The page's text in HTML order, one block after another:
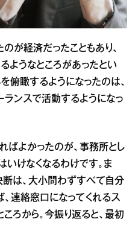
が経済だったこともあり、
ようなところがあったとい
俯瞰するようになったのは、
ランスで活動するようになっ
ばよかったのが、事務所とし
いけなくなるわけです。ま
断は、大小問わずすべて自分
、連絡窓口になってくれるス
ろから。今振り返ると、最初